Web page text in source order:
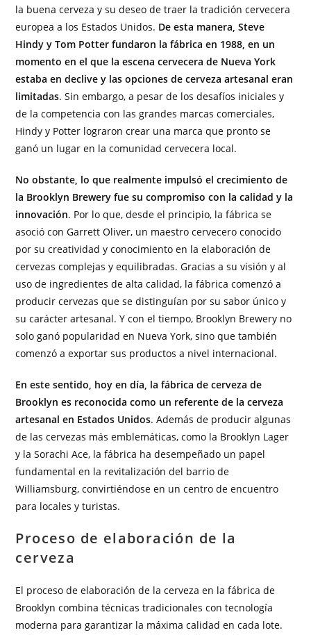
la buena cerveza y su deseo de traer la tradición cervecera
europea a los Estados Unidos. De esta manera, Steve
Hindy y Tom Potter fundaron la fábrica en 1988, en un
momento en el que la escena cervecera de Nueva York
estaba en declive y las opciones de cerveza artesanal eran
limitadas. Sin embargo, a pesar de los desafíos iniciales y
de la competencia con las grandes marcas comerciales,
Hindy y Potter lograron crear una marca que pronto se
ganó un lugar en la comunidad cervecera local.
No obstante, lo que realmente impulsó el crecimiento de
la Brooklyn Brewery fue su compromiso con la calidad y la
innovación. Por lo que, desde el principio, la fábrica se
asoció con Garrett Oliver, un maestro cervecero conocido
por su creatividad y conocimiento en la elaboración de
cervezas complejas y equilibradas. Gracias a su visión y al
uso de ingredientes de alta calidad, la fábrica comenzó a
producir cervezas que se distinguían por su sabor único y
su carácter artesanal. Y con el tiempo, Brooklyn Brewery no
solo ganó popularidad en Nueva York, sino que también
comenzó a exportar sus productos a nivel internacional.
En este sentido, hoy en día, la fábrica de cerveza de
Brooklyn es reconocida como un referente de la cerveza
artesanal en Estados Unidos. Además de producir algunas
de las cervezas más emblemáticas, como la Brooklyn Lager
y la Sorachi Ace, la fábrica ha desempeñado un papel
fundamental en la revitalización del barrio de
Williamsburg, convirtiéndose en un centro de encuentro
para locales y turistas.
Proceso de elaboración de la
cerveza
El proceso de elaboración de la cerveza en la fábrica de
Brooklyn combina técnicas tradicionales con tecnología
moderna para garantizar la máxima calidad en cada lote.